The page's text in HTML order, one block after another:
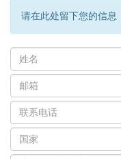
请在此处留下您的信息